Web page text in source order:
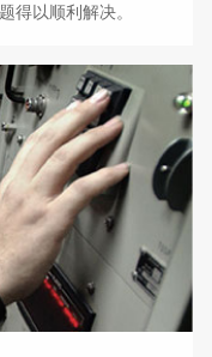
得以顺利解决。